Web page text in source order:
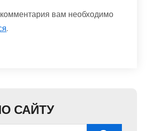
вам необходимо
.
САЙТУ